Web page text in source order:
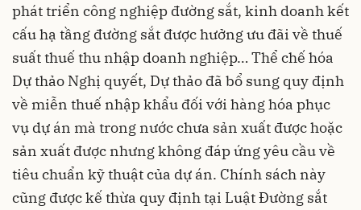
phát triển công nghiệp đường sắt, kinh doanh kết
cấu hạ tầng đường sắt được hưởng ưu đãi về thuế
suất thuế thu nhập doanh nghiệp… Thể chế hóa
Dự thảo Nghị quyết, Dự thảo đã bổ sung quy định
về miễn thuế nhập khẩu đối với hàng hóa phục
vụ dự án mà trong nước chưa sản xuất được hoặc
sản xuất được nhưng không đáp ứng yêu cầu về
tiêu chuẩn kỹ thuật của dự án. Chính sách này
cũng được kế thừa quy định tại Luật Đường sắt